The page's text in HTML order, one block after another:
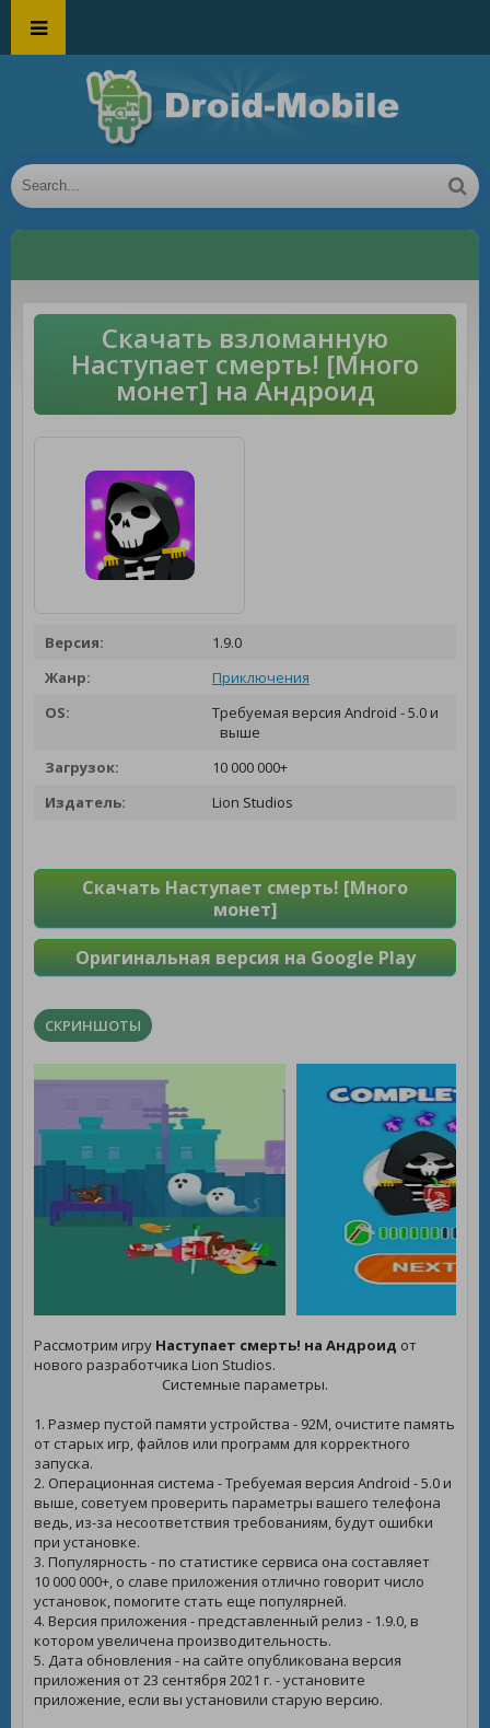
Скачать взломанную
Наступает смерть! [Много
монет] на Андроид
Версия:
1.9.0
Жанр:
Приключения
OS:
Требуемая версия Android - 5.0 и
выше
Загрузок:
10 000 000+
Издатель:
Lion Studios
Скачать Наступает смерть! [Много
монет]
Оригинальная версия на Google Play
СКРИНШОТЫ
Рассмотрим игру Наступает смерть! на Андроид от
нового разработчика Lion Studios.
Системные параметры.
1. Размер пустой памяти устройства - 92M, очистите память
от старых игр, файлов или программ для корректного
запуска.
2. Операционная система - Требуемая версия Android - 5.0 и
выше, советуем проверить параметры вашего телефона
ведь, из-за несоответствия требованиям, будут ошибки
при установке.
3. Популярность - по статистике сервиса она составляет
10 000 000+, о славе приложения отлично говорит число
установок, помогите стать еще популярней.
4. Версия приложения - представленный релиз - 1.9.0, в
котором увеличена производительность.
5. Дата обновления - на сайте опубликована версия
приложения от 23 сентября 2021 г. - установите
приложение, если вы установили старую версию.